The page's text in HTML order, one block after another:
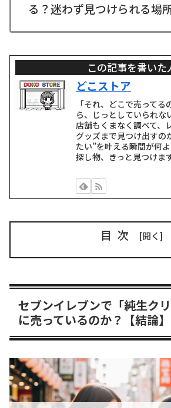
る？迷わず見つけられる場
この記事を書いた
どこストア
「それ、どこで売って
ら、じっとしていられな
店舗もくまなく調べて、
グッズまで見つけ出すの
たい”を叶える瞬間が何
探し物、きっと見つけま
目次
セブンイレブンで「純生ク
に売っているのか？【結論】